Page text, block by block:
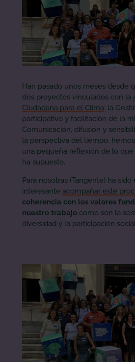
Han pasado unos meses desde
dos proyectos vinculados con la
Ciudadana para el Clima: la
participativo y facilitación de la
Comunicación, difusión y
la perspectiva del tiempo,
una pequeña reflexión de lo
ha supuesto.
Para nosotras (Tangente) ha
interesante acompañar este
coherencia con los valores
nuestro trabajocomo son la
diversidad y la participación